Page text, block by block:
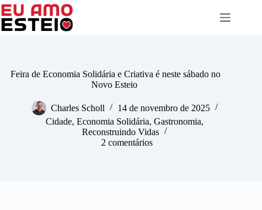
Pular
para
Feira de Economia Solidária e Criativa é neste sábado no
Novo Esteio
Charles Scholl
14 de novembro de 2025
Cidade, Economia Solidária, Gastronomia,
Reconstruindo Vidas
2 comentários